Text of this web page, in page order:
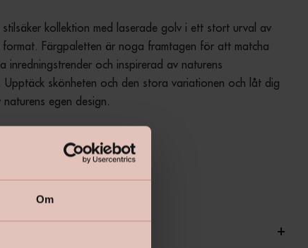
Om
kollektion med laserade golv i ett stort urval av
format. Färgpaletten är noga framtagen för att matcha
inredningstrender och inspirerad av naturens
Upptäck skönheten och den stora variationen och låt dig
naturens egen design.
+